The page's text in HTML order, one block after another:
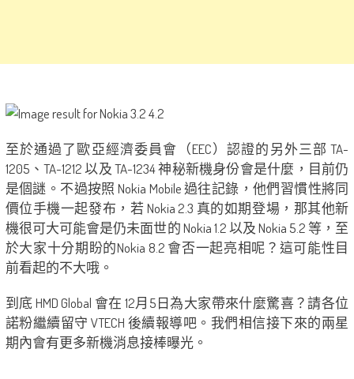
至於通過了歐亞經濟委員會（EEC）認證的另外三部 TA-
1205、TA-1212 以及 TA-1234 神秘新機身份會是什麼，目前仍
是個謎。不過按照 Nokia Mobile 過往記錄，他們習慣性將同
價位手機一起發布，若 Nokia 2.3 真的如期登場，那其他新
機很可大可能會是仍未面世的 Nokia 1.2 以及 Nokia 5.2 等，至
於大家十分期盼的Nokia 8.2 會否一起亮相呢？這可能性目
前看起的不大哦。
到底 HMD Global 會在 12月5日為大家帶來什麼驚喜？請各位
諾粉繼續留守 VTECH 後續報導吧。我們相信接下來的兩星
期內會有更多新機消息接棒曝光。